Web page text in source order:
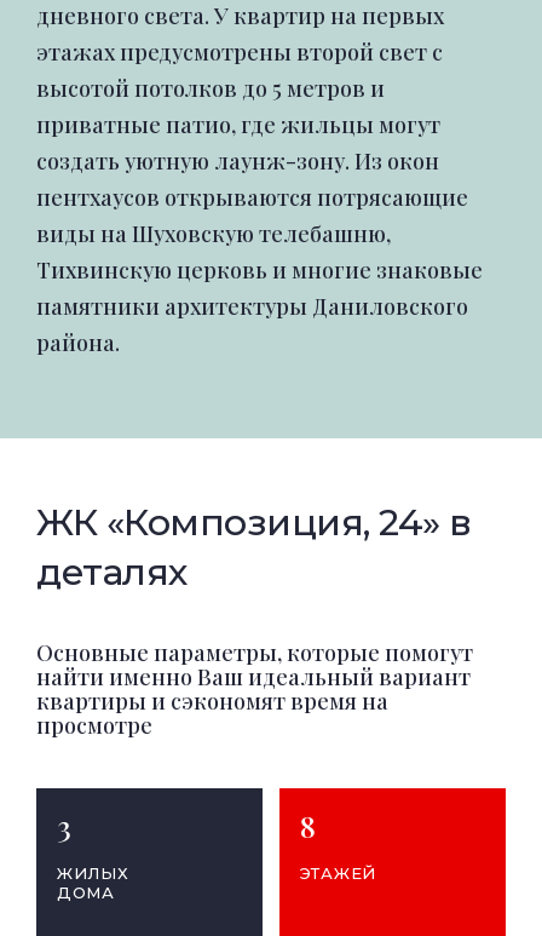
дневного света. У квартир на первых
этажах предусмотрены второй свет с
высотой потолков до 5 метров и
приватные патио, где жильцы могут
создать уютную лаунж-зону. Из окон
пентхаусов открываются потрясающие
виды на Шуховскую телебашню,
Тихвинскую церковь и многие знаковые
памятники архитектуры Даниловского
района.
ЖК «Композиция, 24» в
деталях
Основные параметры, которые помогут
найти именно Ваш идеальный вариант
квартиры и сэкономят время на
просмотре
3
ЖИЛЫХ
ДОМА
8
ЭТАЖЕЙ